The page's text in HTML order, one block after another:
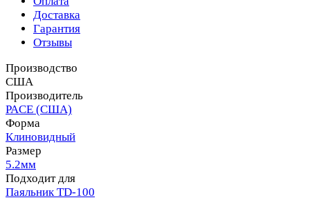
Доставка
Гарантия
Отзывы
Производство
США
Производитель
PACE (США)
Форма
Клиновидный
Размер
5.2мм
Подходит для
Паяльник TD-100